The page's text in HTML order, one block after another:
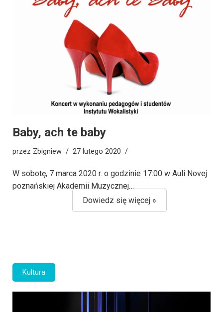
Baby, ach te baby
przez Zbigniew 27 lutego 2020
W sobotę, 7 marca 2020 r. o godzinie 17:00 w Auli Novej
poznańskiej Akademii Muzycznej…
Dowiedz się więcej »
Kultura